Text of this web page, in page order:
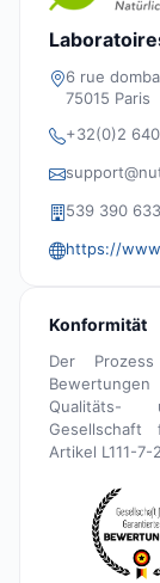
6 rue
75015 Paris
+32(0)2
539 390 633
https://
Konformität
Der
Qualitäts-
Artikel L111-